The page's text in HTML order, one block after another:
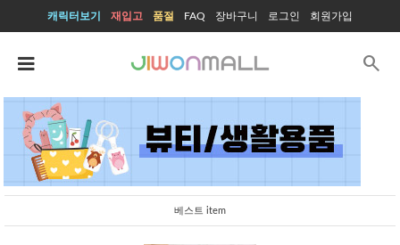
캐릭터보기 재입고 품절 FAQ 장바구니 로그인 회원가입
search
베스트 item